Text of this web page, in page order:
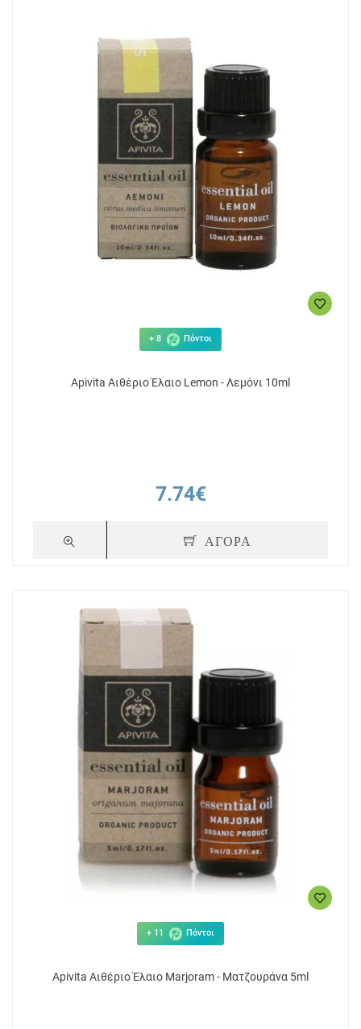
+ 8 Πόντοι
Apivita Αιθέριο Έλαιο Lemon - Λεμόνι 10ml
7.74€
ΑΓΟΡΑ
+ 11 Πόντοι
Apivita Αιθέριο Έλαιο Marjoram - Ματζουράνα 5ml